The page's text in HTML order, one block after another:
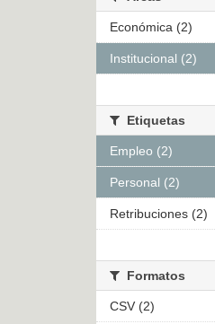
Económica (2)
Institucional (2)
Etiquetas
Empleo (2)
Personal (2)
Retribuciones (2)
Formatos
CSV (2)